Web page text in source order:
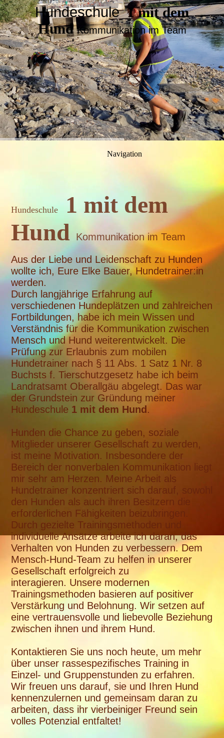
Hundeschule 1 mit dem
Hund Kommunikation im Team
Navigation
Hundeschule 1 mit dem
HundKommunikation im Team
Aus der Liebe und Leidenschaft zu Hunden
wollte ich, Eure Elke Bauer, Hundetrainer:in
werden.
Durch langjährige Erfahrung auf
verschiedenen Hundeplätzen und zahlreichen
Fortbildungen, habe ich mein Wissen und
Verständnis für die Kommunikation zwischen
Mensch und Hund weiterentwickelt. Die
Prüfung zur Erlaubnis zum mobilen
Hundetrainer nach § 11 Abs. 1 Satz 1 Nr. 8
Buchsts f. Tierschutzgesetz habe ich beim
Landratsamt Oberallgäu abgelegt. Das war
der Grundstein zur Gründung meiner
Hundeschule 1 mit dem Hund .
Hunden die Chance zu geben, soziale
Mitglieder unserer Gesellschaft zu werden,
ist meine Motivation. Insbesondere der
Bereich der nonverbalen Kommunikation liegt
mir sehr am Herzen. Meine Arbeit als
Hundetrainer konzentriert sich darauf, sowohl
den Hunden als auch ihren Besitzern die
erforderlichen Fähigkeiten beizubringen.
Durch gezielte Trainingsmethoden und
individuelle Ansätze arbeite ich daran, das
Verhalten von Hunden zu verbessern. Dem
Mensch-Hund-Team zu helfen in unserer
Gesellschaft erfolgreich zu
interagieren. Unsere modernen
Trainingsmethoden basieren auf positiver
Verstärkung und Belohnung. Wir setzen auf
eine vertrauensvolle und liebevolle Beziehung
zwischen ihnen und ihrem Hund.
Kontaktieren Sie uns noch heute, um mehr
über unser rassespezifisches Training in
Einzel- und Gruppenstunden zu erfahren.
Wir freuen uns darauf, sie und Ihren Hund
kennenzulernen und gemeinsam daran zu
arbeiten, dass ihr vierbeiniger Freund sein
volles Potenzial entfaltet!